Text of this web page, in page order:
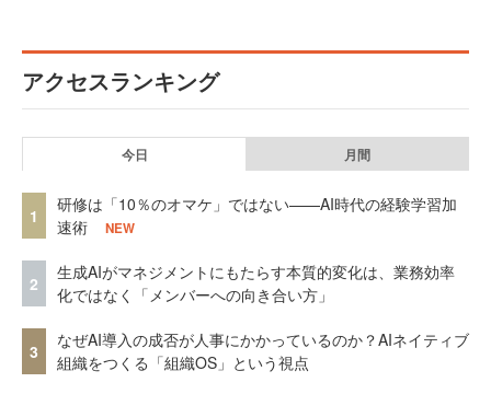
アクセスランキング
今日 月間
1
研修は「10％のオマケ」ではない——AI時代の経験学習加
速術
NEW
2
生成AIがマネジメントにもたらす本質的変化は、業務効率
化ではなく「メンバーへの向き合い方」
3
なぜAI導入の成否が人事にかかっているのか？AIネイティブ
組織をつくる「組織OS」という視点